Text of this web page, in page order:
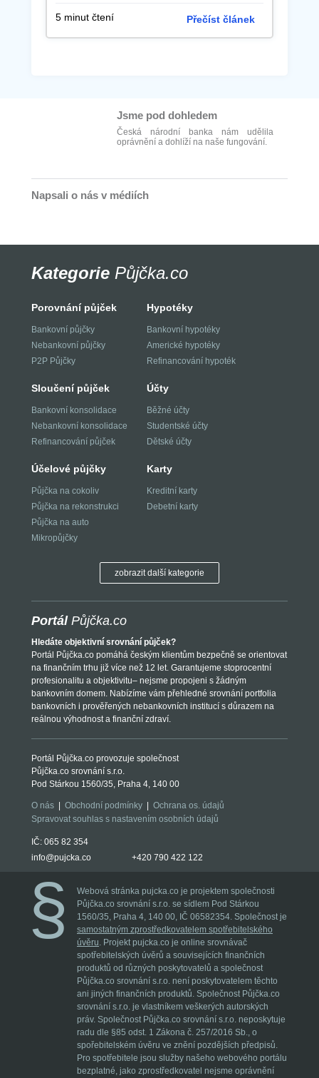
5 minut čtení Přečíst článek
Jsme pod dohledem
Česká národní banka nám udělila
oprávnění a dohlíží na naše fungování.
Napsali o nás v médiích
Kategorie Půjčka.co
Porovnání půjček
Bankovní půjčky
Nebankovní půjčky
P2P Půjčky
Sloučení půjček
Bankovní konsolidace
Nebankovní konsolidace
Refinancování půjček
Účelové půjčky
Půjčka na cokoliv
Půjčka na rekonstrukci
Půjčka na auto
Mikropůjčky
Hypotéky
Bankovní hypotéky
Americké hypotéky
Refinancování hypoték
Účty
Běžné účty
Studentské účty
Dětské účty
Karty
Kreditní karty
Debetní karty
zobrazit další kategorie
Portál Půjčka.co
Hledáte objektivní srovnání půjček?
Portál Půjčka.co pomáhá českým klientům bezpečně se orientovat
na finančním trhu již více než 12 let. Garantujeme stoprocentní
profesionalitu a objektivitu– nejsme propojeni s žádným
bankovním domem. Nabízíme vám přehledné srovnání portfolia
bankovních i prověřených nebankovních institucí s důrazem na
reálnou výhodnost a finanční zdraví.
Portál Půjčka.co provozuje společnost
Půjčka.co srovnání s.r.o.
Pod Stárkou 1560/35, Praha 4, 140 00
O nás Obchodní podmínky
Ochrana os. údajů
Spravovat souhlas s nastavením osobních údajů
IČ: 065 82 354
info@pujcka.co
+420 790 422 122
Webová stránka pujcka.co je projektem společnosti
Půjčka.co srovnání s.r.o. se sídlem Pod Stárkou
1560/35, Praha 4, 140 00, IČ 06582354. Společnost je
samostatným zprostředkovatelem spotřebitelského
úvěru. Projekt pujcka.co je online srovnávač
spotřebitelských úvěrů a souvisejících finančních
produktů od různých poskytovatelů a společnost
Půjčka.co srovnání s.r.o. není poskytovatelem těchto
ani jiných finančních produktů. Společnost Půjčka.co
srovnání s.r.o. je vlastníkem veškerých autorských
práv. Společnost Půjčka.co srovnání s.r.o. neposkytuje
radu dle §85 odst. 1 Zákona č. 257/2016 Sb., o
spořebitelském úvěru ve znění pozdějších předpisů.
Pro spotřebitele jsou služby našeho webového portálu
bezplatné, jako zprostředkovatel nejsme oprávnění